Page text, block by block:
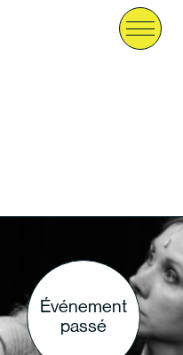
Menu
Événement
passé